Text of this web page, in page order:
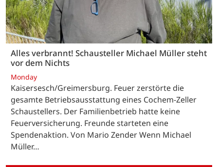
Alles verbrannt! Schausteller Michael Müller steht
vor dem Nichts
Monday
Kaisersesch/Greimersburg. Feuer zerstörte die
gesamte Betriebsausstattung eines Cochem-Zeller
Schaustellers. Der Familienbetrieb hatte keine
Feuerversicherung. Freunde starteten eine
Spendenaktion. Von Mario Zender Wenn Michael
Müller…